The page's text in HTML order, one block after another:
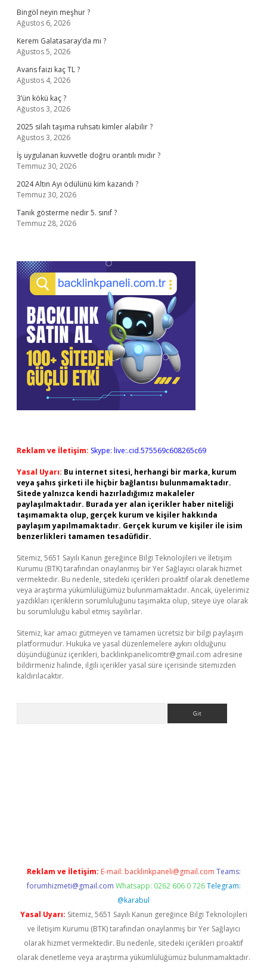
Bingöl neyin meşhur ?
Ağustos 6, 2026
Kerem Galatasaray’da mı ?
Ağustos 5, 2026
Avans faizi kaç TL ?
Ağustos 4, 2026
3’ün kökü kaç ?
Ağustos 3, 2026
2025 silah taşıma ruhsatı kimler alabilir ?
Ağustos 3, 2026
İş uygulanan kuvvetle doğru orantılı mıdır ?
Temmuz 30, 2026
2024 Altın Ayı ödülünü kim kazandı ?
Temmuz 30, 2026
Tanık gösterme nedir 5. sınıf ?
Temmuz 28, 2026
Reklam ve İletişim: Skype: live:.cid.575569c608265c69
Yasal Uyarı: Bu internet sitesi, herhangi bir marka, kurum
veya şahıs şirketi ile hiçbir bağlantısı bulunmamaktadır.
Sitede yalnızca kendi hazırladığımız makaleler
paylaşılmaktadır. Burada yer alan içerikler haber niteliği
taşımamakta olup, gerçek kurum ve kişiler hakkında
paylaşım yapılmamaktadır. Gerçek kurum ve kişiler ile isim
benzerlikleri tamamen tesadüfidir.
Sitemiz, 5651 Sayılı Kanun gereğince Bilgi Teknolojileri ve İletişim
Kurumu (BTK) tarafından onaylanmış bir Yer Sağlayıcı olarak hizmet
vermektedir. Bu nedenle, sitedeki içerikleri proaktif olarak denetleme
veya araştırma yükümlülüğümüz bulunmamaktadır. Ancak, üyelerimiz
yazdıkları içeriklerin sorumluluğunu taşımakta olup, siteye üye olarak
bu sorumluluğu kabul etmiş sayılırlar.
Sitemiz, kar amacı gütmeyen ve tamamen ücretsiz bir bilgi paylaşım
platformudur. Hukuka ve yasal düzenlemelere aykırı olduğunu
düşündüğünüz içerikleri, backlinkpanelicomtr@gmail.com adresine
bildirmeniz halinde, ilgili içerikler yasal süre içerisinde sitemizden
kaldırılacaktır.
Reklam ve İletişim: E-mail: backlinkpaneli@gmail.com Teams:
forumhizmeti@gmail.com Whatsapp: 0262 606 0 726 Telegram:
@karabul
Yasal Uyarı: Sitemiz, 5651 Sayılı Kanun gereğince Bilgi Teknolojileri
ve İletişim Kurumu (BTK) tarafından onaylanmış bir Yer Sağlayıcı
olarak hizmet vermektedir. Bu nedenle, sitedeki içerikleri proaktif
olarak denetleme veya araştırma yükümlülüğümüz bulunmamaktadır.